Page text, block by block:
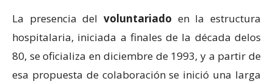
La presencia del voluntariado en la estructura
hospitalaria, iniciada a finales de la década delos
80, se oficializa en diciembre de 1993, y a partir de
esa propuesta de colaboración se inició una larga